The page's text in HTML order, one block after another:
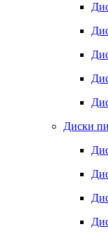
Диски